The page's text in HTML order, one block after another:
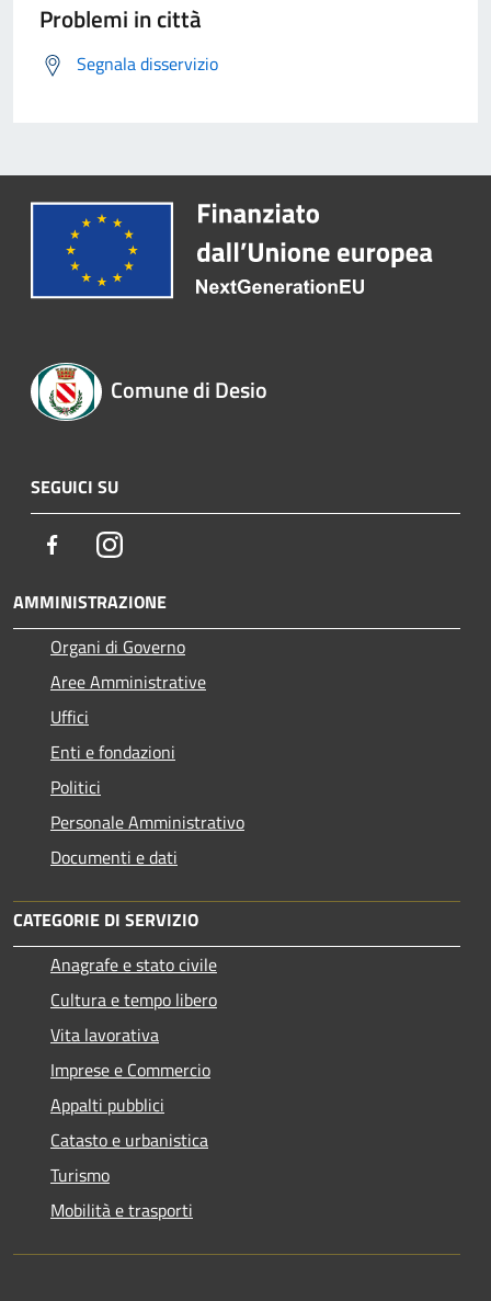
Problemi in città
Segnala disservizio
Comune di Desio
SEGUICI SU
FacebookInstagram
AMMINISTRAZIONE
Organi di Governo
Aree Amministrative
Uffici
Enti e fondazioni
Politici
Personale Amministrativo
Documenti e dati
CATEGORIE DI SERVIZIO
Anagrafe e stato civile
Cultura e tempo libero
Vita lavorativa
Imprese e Commercio
Appalti pubblici
Catasto e urbanistica
Turismo
Mobilità e trasporti